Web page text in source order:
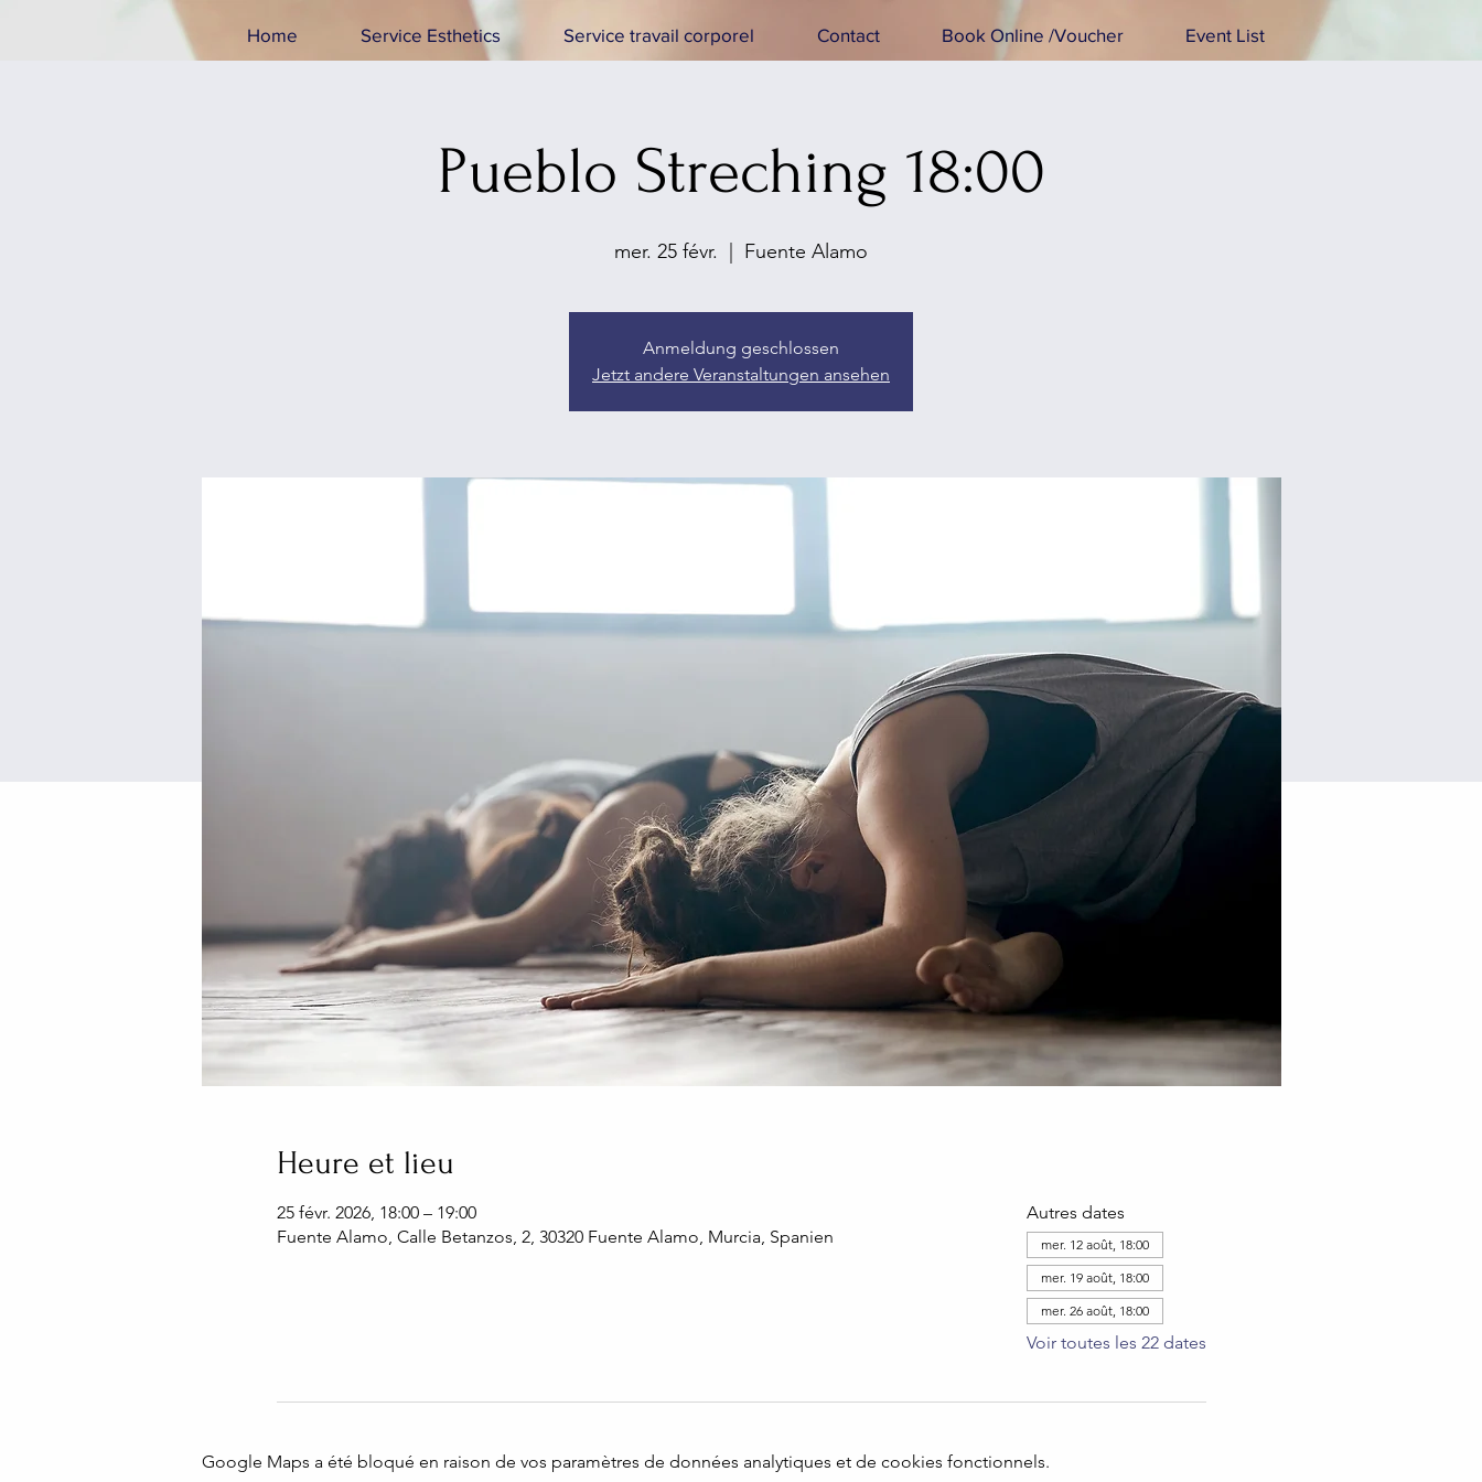
Home Service Esthetics Service travail corporel Contact Book Online /Voucher Event List
Pueblo Streching 18:00
mer. 25 févr. Fuente Alamo
Anmeldung geschlossen
Jetzt andere Veranstaltungen ansehen
Heure et lieu
25 févr. 2026, 18:00 – 19:00
Fuente Alamo, Calle Betanzos, 2, 30320 Fuente Alamo, Murcia, Spanien
Autres dates
mer. 12 août, 18:00
mer. 19 août, 18:00
mer. 26 août, 18:00
Voir toutes les 22 dates
Google Maps a été bloqué en raison de vos paramètres de données analytiques et de cookies fonctionnels.